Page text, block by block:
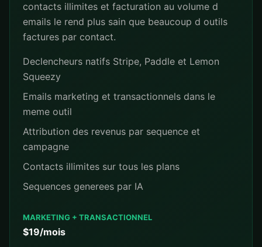
contacts illimites et facturation au volume d
emails le rend plus sain que beaucoup d outils
factures par contact.
Declencheurs natifs Stripe, Paddle et Lemon
Squeezy
Emails marketing et transactionnels dans le
meme outil
Attribution des revenus par sequence et
campagne
Contacts illimites sur tous les plans
Sequences generees par IA
MARKETING + TRANSACTIONNEL
$19/mois